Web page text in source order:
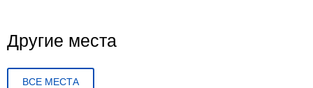
Другие места
ВСЕ МЕСТА